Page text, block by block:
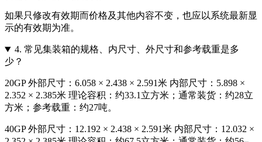
如果只修改有效期而价格及其他内容不变，也应以系统最新显
示的有效期为准。
4. 常见集装箱的规格、内尺寸、外尺寸和参考载重是多
少？
20GP 外部尺寸：6.058 × 2.438 × 2.591米 内部尺寸：5.898 ×
2.352 × 2.385米 理论容积：约33.1立方米；通常装货：约28立
方米；参考载重：约27吨。
40GP 外部尺寸：12.192 × 2.438 × 2.591米 内部尺寸：12.032 ×